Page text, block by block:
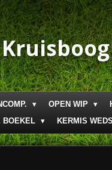
OPEN WIP
BOEKEL
KERMIS